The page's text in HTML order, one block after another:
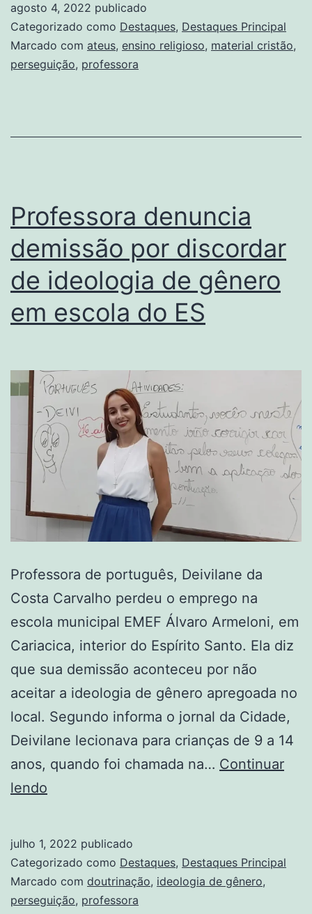
por
ateus
por
cristão
agosto 4, 2022 publicado
Categorizado como Destaques, Destaques Principal
Marcado com ateus, ensino religioso, material cristão,
perseguição, professora
Professora denuncia
demissão por discordar
de ideologia de gênero
em escola do ES
Professora de português, Deivilane da
Costa Carvalho perdeu o emprego na
escola municipal EMEF Álvaro Armeloni, em
Cariacica, interior do Espírito Santo. Ela diz
que sua demissão aconteceu por não
aceitar a ideologia de gênero apregoada no
local. Segundo informa o jornal da Cidade,
Deivilane lecionava para crianças de 9 a 14
anos, quando foi chamada na… Continuar
lendo
por
discordar
de
julho 1, 2022 publicado
Categorizado como Destaques, Destaques Principal
Marcado com doutrinação, ideologia de gênero,
perseguição, professora